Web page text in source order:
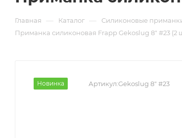
Главная — Каталог — Силиконовые
Приманка силиконовая Frapp Gekoslug 8" #23 (2
Новинка Артикул:Gekoslug 8" #23